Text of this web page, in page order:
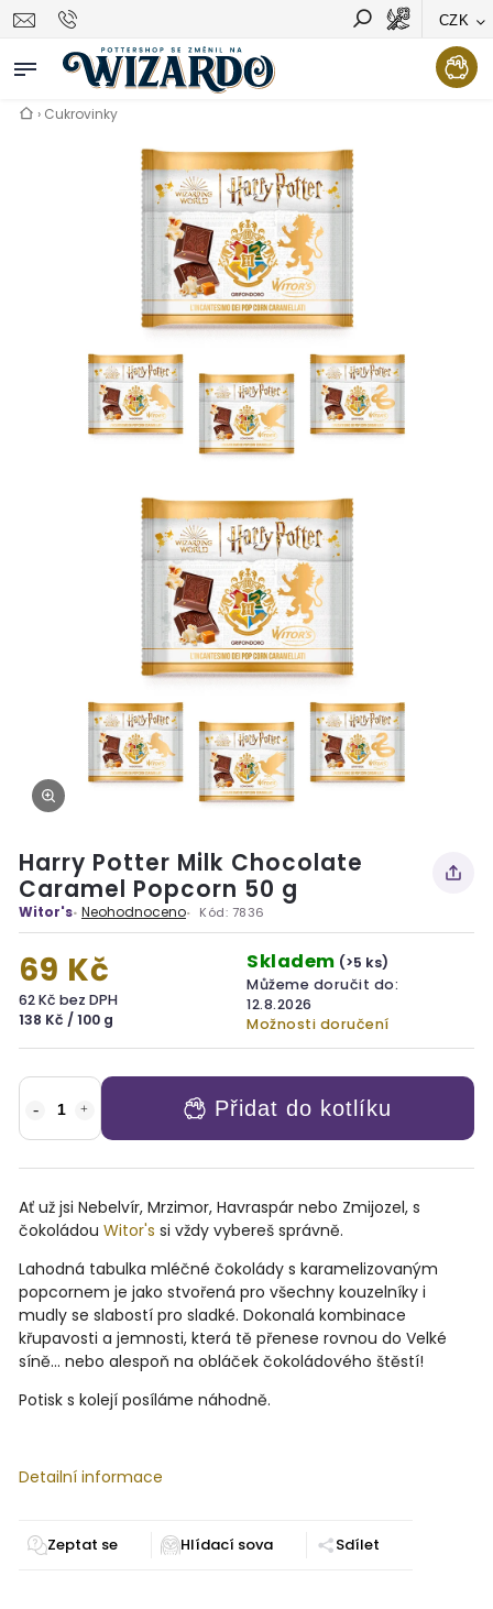
CZK
Vyhledávání Hledat
› Cukrovinky
Harry Potter Milk Chocolate
Caramel Popcorn 50 g
Witor's Neohodnoceno Kód: 7836
69 Kč
62 Kč bez DPH
138 Kč / 100 g
Skladem (>5 ks)
Můžeme doručit do:
12.8.2026
Možnosti doručení
Přidat do kotlíku
Ať už jsi Nebelvír, Mrzimor, Havraspár nebo Zmijozel, s
čokoládou Witor's si vždy vybereš správně.
Lahodná tabulka mléčné čokolády s karamelizovaným
popcornem je jako stvořená pro všechny kouzelníky i
mudly se slabostí pro sladké. Dokonalá kombinace
křupavosti a jemnosti, která tě přenese rovnou do Velké
síně... nebo alespoň na obláček čokoládového štěstí!
Potisk s kolejí posíláme náhodně.
Detailní informace
Zeptat se Sdílet